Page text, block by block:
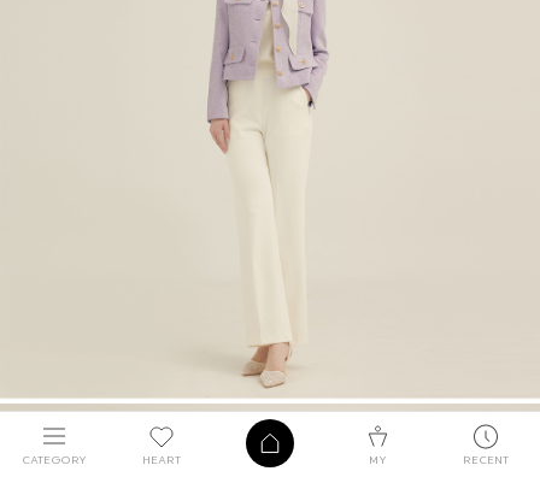
CATEGORY HEART MY RECENT